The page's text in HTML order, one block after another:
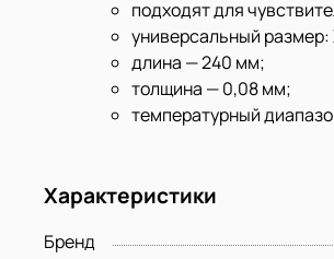
подходят для
универсальный размер:
длина — 240 мм;
толщина — 0,08 мм;
температурный
Характеристики
Бренд